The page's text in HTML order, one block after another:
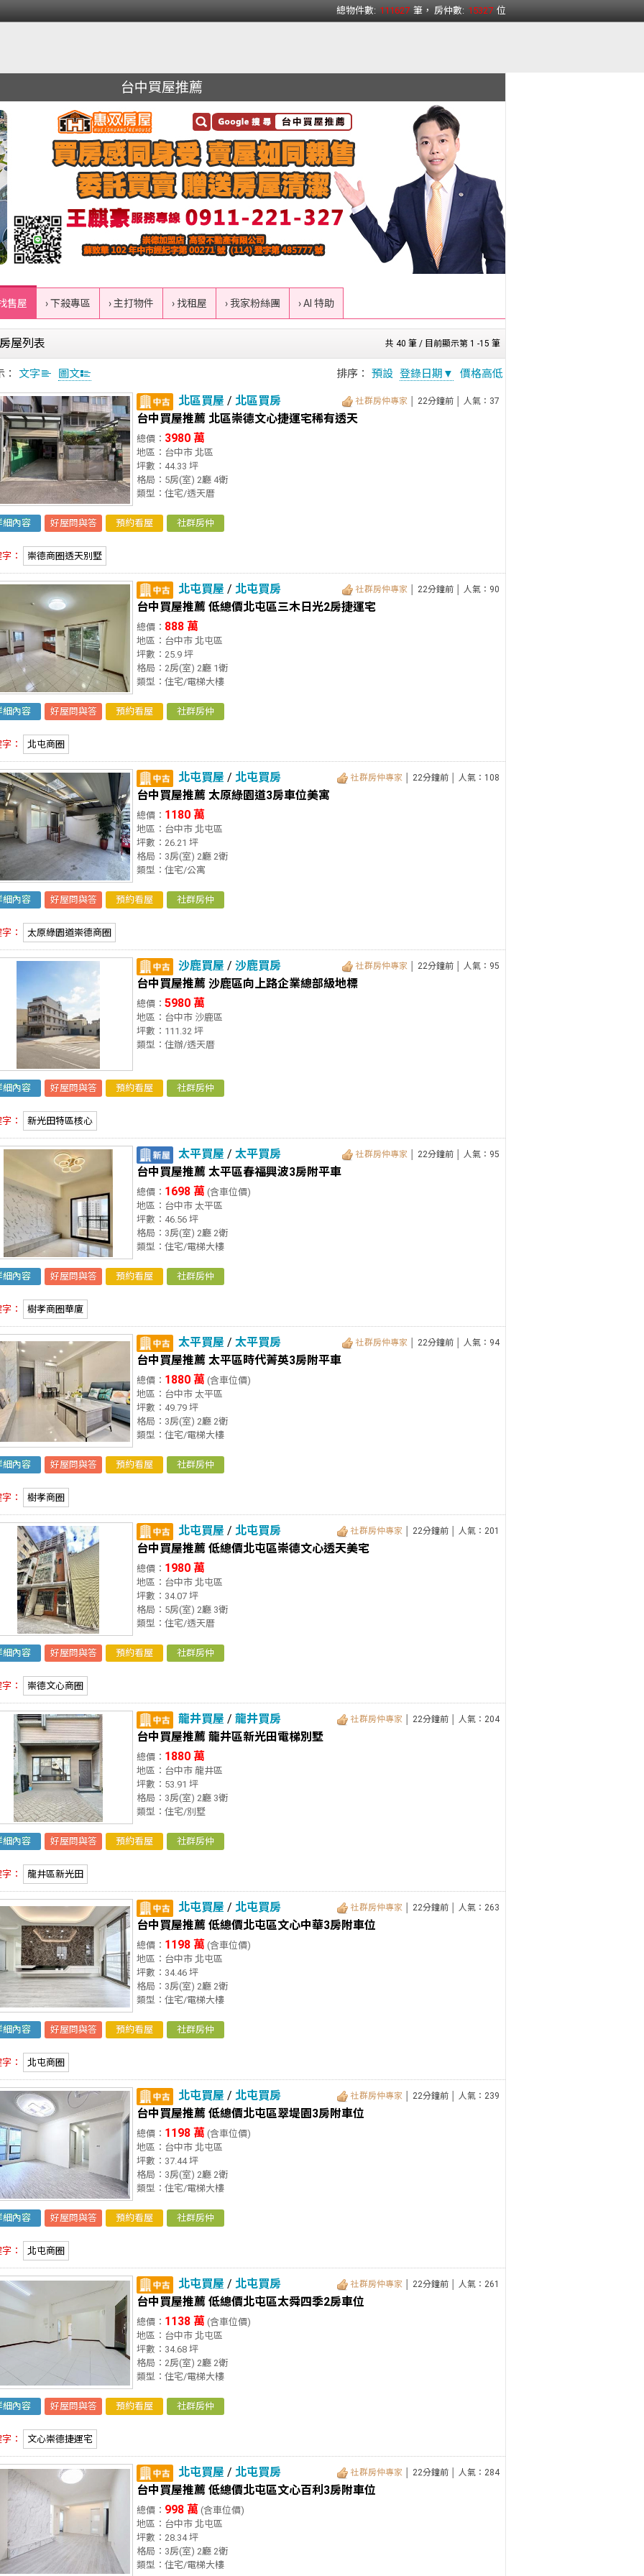
總物件數: 111627 筆， 房仲數: 15327 位
台中買屋推薦
售屋 › 下殺專區 › 主打物件 › 找租屋 › 我家粉絲團 › AI 特助
共 40 筆 / 目前顯示第 1 -15 筆
房屋列表
： 文字 圖文 排序： 預設 登錄日期▼ 價格高低
北區買屋 / 北區買房 社群房仲專家 │ 22分鐘前 │ 人氣：37
台中買屋推薦 北區崇德文心捷運宅稀有透天
總價： 3980 萬
地區：台中市 北區
坪數：44.33 坪
格局：5房(室) 2廳 4衛
類型：住宅/透天厝
細內容 好屋問與答 預約看屋 社群房仲
： 崇德商圈透天別墅
北屯買屋 / 北屯買房 社群房仲專家 │ 22分鐘前 │ 人氣：90
台中買屋推薦 低總價北屯區三木日光2房捷運宅
總價： 888 萬
地區：台中市 北屯區
坪數：25.9 坪
格局：2房(室) 2廳 1衛
類型：住宅/電梯大樓
細內容 好屋問與答 預約看屋 社群房仲
： 北屯商圈
北屯買屋 / 北屯買房 社群房仲專家 │ 22分鐘前 │ 人氣：108
台中買屋推薦 太原綠園道3房車位美寓
總價： 1180 萬
地區：台中市 北屯區
坪數：26.21 坪
格局：3房(室) 2廳 2衛
類型：住宅/公寓
細內容 好屋問與答 預約看屋 社群房仲
： 太原綠園道崇德商圈
沙鹿買屋 / 沙鹿買房 社群房仲專家 │ 22分鐘前 │ 人氣：95
台中買屋推薦 沙鹿區向上路企業總部級地標
總價： 5980 萬
地區：台中市 沙鹿區
坪數：111.32 坪
類型：住辦/透天厝
細內容 好屋問與答 預約看屋 社群房仲
： 新光田特區核心
太平買屋 / 太平買房 社群房仲專家 │ 22分鐘前 │ 人氣：95
台中買屋推薦 太平區春福興波3房附平車
總價： 1698 萬 (含車位價)
地區：台中市 太平區
坪數：46.56 坪
格局：3房(室) 2廳 2衛
類型：住宅/電梯大樓
細內容 好屋問與答 預約看屋 社群房仲
： 樹孝商圈華廈
太平買屋 / 太平買房 社群房仲專家 │ 22分鐘前 │ 人氣：94
台中買屋推薦 太平區時代菁英3房附平車
總價： 1880 萬 (含車位價)
地區：台中市 太平區
坪數：49.79 坪
格局：3房(室) 2廳 2衛
類型：住宅/電梯大樓
細內容 好屋問與答 預約看屋 社群房仲
： 樹孝商圈
北屯買屋 / 北屯買房 社群房仲專家 │ 22分鐘前 │ 人氣：201
台中買屋推薦 低總價北屯區崇德文心透天美宅
總價： 1980 萬
地區：台中市 北屯區
坪數：34.07 坪
格局：5房(室) 2廳 3衛
類型：住宅/透天厝
細內容 好屋問與答 預約看屋 社群房仲
： 崇德文心商圈
龍井買屋 / 龍井買房 社群房仲專家 │ 22分鐘前 │ 人氣：204
台中買屋推薦 龍井區新光田電梯別墅
總價： 1880 萬
地區：台中市 龍井區
坪數：53.91 坪
格局：3房(室) 2廳 3衛
類型：住宅/別墅
細內容 好屋問與答 預約看屋 社群房仲
： 龍井區新光田
北屯買屋 / 北屯買房 社群房仲專家 │ 22分鐘前 │ 人氣：263
台中買屋推薦 低總價北屯區文心中華3房附車位
總價： 1198 萬 (含車位價)
地區：台中市 北屯區
坪數：34.46 坪
格局：3房(室) 2廳 2衛
類型：住宅/電梯大樓
細內容 好屋問與答 預約看屋 社群房仲
： 北屯商圈
北屯買屋 / 北屯買房 社群房仲專家 │ 22分鐘前 │ 人氣：239
台中買屋推薦 低總價北屯區翠堤園3房附車位
總價： 1198 萬 (含車位價)
地區：台中市 北屯區
坪數：37.44 坪
格局：3房(室) 2廳 2衛
類型：住宅/電梯大樓
細內容 好屋問與答 預約看屋 社群房仲
： 北屯商圈
北屯買屋 / 北屯買房 社群房仲專家 │ 22分鐘前 │ 人氣：261
台中買屋推薦 低總價北屯區太舜四季2房車位
總價： 1138 萬 (含車位價)
地區：台中市 北屯區
坪數：34.68 坪
格局：2房(室) 2廳 2衛
類型：住宅/電梯大樓
細內容 好屋問與答 預約看屋 社群房仲
： 文心崇德捷運宅
北屯買屋 / 北屯買房 社群房仲專家 │ 22分鐘前 │ 人氣：284
台中買屋推薦 低總價北屯區文心百利3房附車位
總價： 998 萬 (含車位價)
地區：台中市 北屯區
坪數：28.34 坪
格局：3房(室) 2廳 2衛
類型：住宅/電梯大樓